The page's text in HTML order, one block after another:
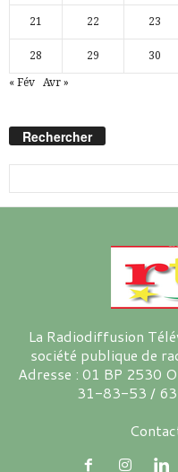
21 22 23
28 29 30
« Fév Avr »
Rechercher
La Radiodiffusion
société publique de
Adresse : 01 BP 2530
31-83-53 /